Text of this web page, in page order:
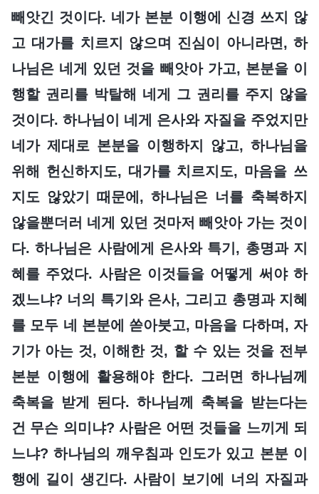
빼앗긴 것이다. 네가 본분 이행에 신경 쓰지 않
고 대가를 치르지 않으며 진심이 아니라면, 하
나님은 네게 있던 것을 빼앗아 가고, 본분을 이
행할 권리를 박탈해 네게 그 권리를 주지 않을
것이다. 하나님이 네게 은사와 자질을 주었지만
네가 제대로 본분을 이행하지 않고, 하나님을
위해 헌신하지도, 대가를 치르지도, 마음을 쓰
지도 않았기 때문에, 하나님은 너를 축복하지
않을뿐더러 네게 있던 것마저 빼앗아 가는 것이
다. 하나님은 사람에게 은사와 특기, 총명과 지
혜를 주었다. 사람은 이것들을 어떻게 써야 하
겠느냐? 너의 특기와 은사, 그리고 총명과 지혜
를 모두 네 본분에 쏟아붓고, 마음을 다하며, 자
기가 아는 것, 이해한 것, 할 수 있는 것을 전부
본분 이행에 활용해야 한다. 그러면 하나님께
축복을 받게 된다. 하나님께 축복을 받는다는
건 무슨 의미냐? 사람은 어떤 것들을 느끼게 되
느냐? 하나님의 깨우침과 인도가 있고 본분 이
행에 길이 생긴다. 사람이 보기에 너의 자질과